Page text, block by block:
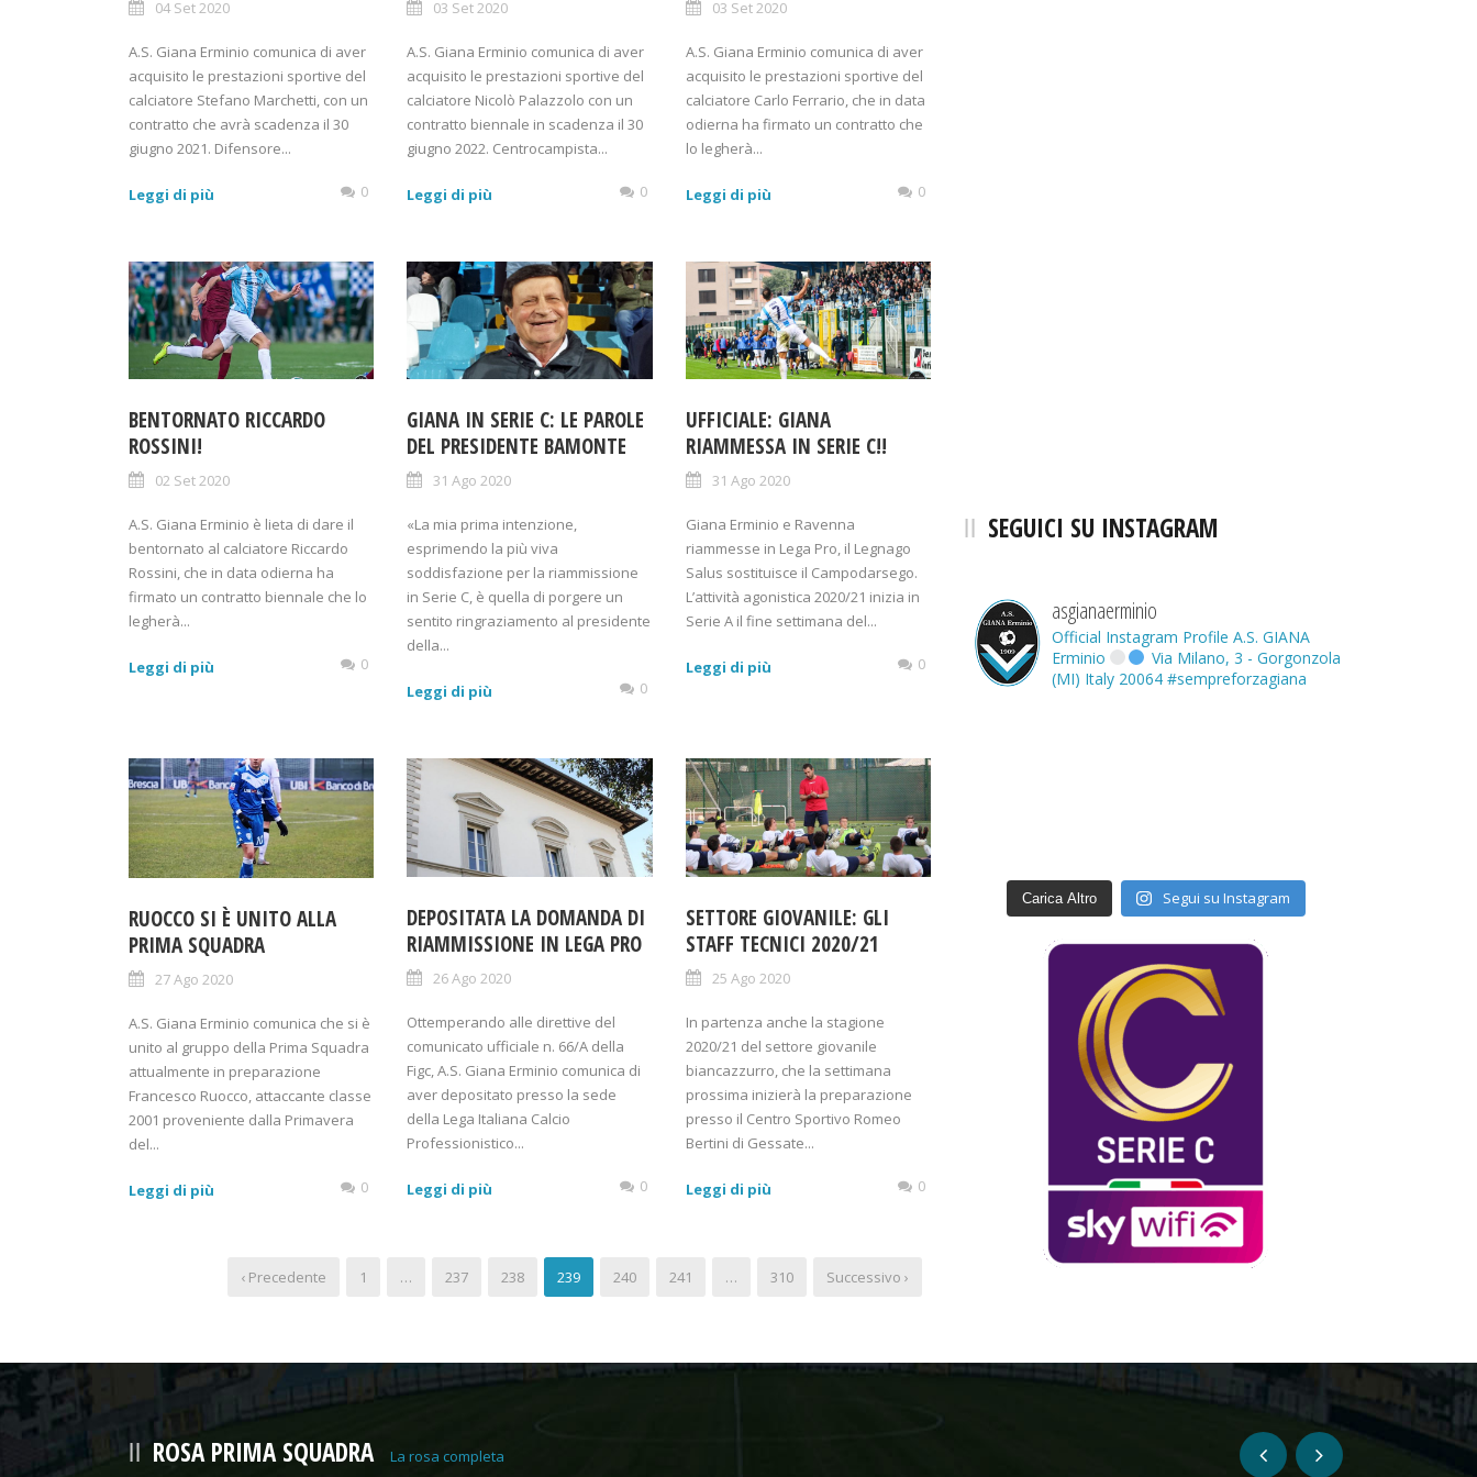
04 Set 2020
A.S. Giana Erminio comunica di aver
acquisito le prestazioni sportive del
calciatore Stefano Marchetti, con un
contratto che avrà scadenza il 30
giugno 2021. Difensore...
Leggi di più 0
03 Set 2020
A.S. Giana Erminio comunica di aver
acquisito le prestazioni sportive del
calciatore Nicolò Palazzolo con un
contratto biennale in scadenza il 30
giugno 2022. Centrocampista...
Leggi di più 0
03 Set 2020
A.S. Giana Erminio comunica di aver
acquisito le prestazioni sportive del
calciatore Carlo Ferrario, che in data
odierna ha firmato un contratto che
lo legherà...
Leggi di più 0
BENTORNATO RICCARDO
ROSSINI!
02 Set 2020
A.S. Giana Erminio è lieta di dare il
bentornato al calciatore Riccardo
Rossini, che in data odierna ha
firmato un contratto biennale che lo
legherà...
Leggi di più 0
GIANA IN SERIE C: LE PAROLE
DEL PRESIDENTE BAMONTE
31 Ago 2020
«La mia prima intenzione,
esprimendo la più viva
soddisfazione per la riammissione
in Serie C, è quella di porgere un
sentito ringraziamento al presidente
della...
Leggi di più 0
UFFICIALE: GIANA
RIAMMESSA IN SERIE C!!
31 Ago 2020
Giana Erminio e Ravenna
riammesse in Lega Pro, il Legnago
Salus sostituisce il Campodarsego.
L’attività agonistica 2020/21 inizia in
Serie A il fine settimana del...
Leggi di più 0
RUOCCO SI È UNITO ALLA
PRIMA SQUADRA
27 Ago 2020
A.S. Giana Erminio comunica che si è
unito al gruppo della Prima Squadra
attualmente in preparazione
Francesco Ruocco, attaccante classe
2001 proveniente dalla Primavera
del...
Leggi di più 0
DEPOSITATA LA DOMANDA DI
RIAMMISSIONE IN LEGA PRO
26 Ago 2020
Ottemperando alle direttive del
comunicato ufficiale n. 66/A della
Figc, A.S. Giana Erminio comunica di
aver depositato presso la sede
della Lega Italiana Calcio
Professionistico...
Leggi di più 0
SETTORE GIOVANILE: GLI
STAFF TECNICI 2020/21
25 Ago 2020
In partenza anche la stagione
2020/21 del settore giovanile
biancazzurro, che la settimana
prossima inizierà la preparazione
presso il Centro Sportivo Romeo
Bertini di Gessate...
Leggi di più 0
‹ Precedente 1 … 237 238 239 240 241 … 310 Successivo ›
SEGUICI SU INSTAGRAM
asgianaerminio
Official Instagram Profile A.S. GIANA
Erminio
Via Milano, 3 - Gorgonzola
(MI) Italy 20064 #sempreforzagiana
Carica Altro Segui su Instagram
ROSA PRIMA SQUADRA La rosa completa